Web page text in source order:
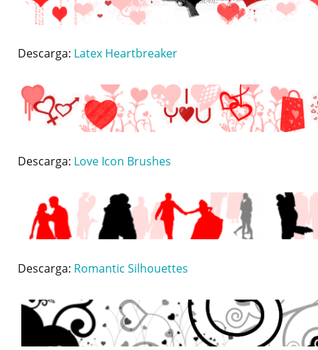
Descarga: Latex Heartbreaker
Descarga: Love Icon Brushes
Descarga: Romantic Silhouettes